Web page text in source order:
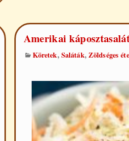
Amerikai
Köretek,Saláták,Zöldséges